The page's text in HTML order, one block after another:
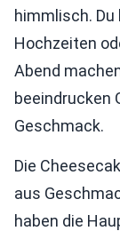
himmlisch.
Hochzeiten
Abend
beeindrucken
Geschmack.
Die
aus
haben die